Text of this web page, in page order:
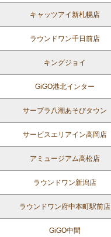
キャッツアイ新札幌店
ラウンドワン千日前店
キングジョイ
GiGO港北インター
サープラ八潮あそびタウン
サービスエリアイン高岡店
アミュージアム高松店
ラウンドワン新潟店
ラウンドワン府中本町駅前店
GiGO中間